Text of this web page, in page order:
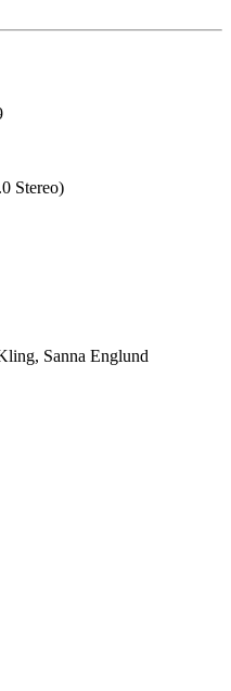
Stereo)
Sanna Englund